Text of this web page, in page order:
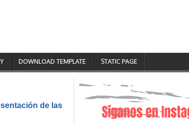
DOWNLOAD TEMPLATE STATIC PAGE
de las